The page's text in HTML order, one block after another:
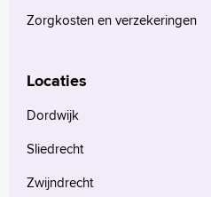
Zorgkosten en verzekeringen
Locaties
Dordwijk
Sliedrecht
Zwijndrecht